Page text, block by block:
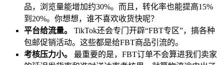
品，浏览量能增加约30%。而且，转化率也能提高15%
到20%。你想想，谁不喜欢收货快呢？
平台给流量。
TikTok还会专门开辟“FBT专区”，搞各种
包邮促销活动。这些都是给FBT商品引流的。
考核压力小。
最重要的是，FBT订单不会算进我们卖家